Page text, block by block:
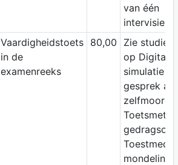
van één
Vaardigheidstoets
in de
examenreeks
80,00
Zie
op Digitap;
simulatie
gesprek
mondeling